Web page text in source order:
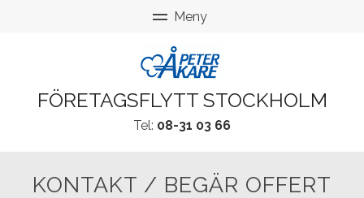
FÖRETAGSFLYTT STOCKHOLM
Tel: 08-31 03 66
KONTAKT / BEGÄR OFFERT